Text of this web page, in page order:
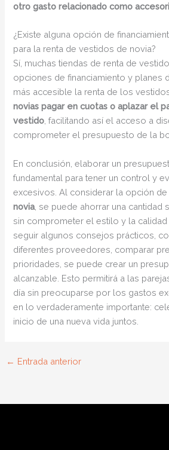
otro gasto relacionado como
¿Existe alguna opción de
para la renta de vestidos de novia?
Sí, muchas tiendas de renta de
opciones de financiamiento y planes
más accesible la renta de los
novias pagar en cuotas o aplazar el
vestido , facilitando así el acceso a
comprometer el presupuesto de la
En conclusión, elaborar un
fundamental para tener un control y
excesivos. Al considerar la opción
novia, se puede ahorrar una cantidad
sin comprometer el estilo y la calidad
seguir algunos consejos prácticos,
diferentes proveedores, comparar
prioridades, se puede crear un
alcanzable. Esto permitirá a las
día sin preocuparse por los gastos
en lo verdaderamente importante:
inicio de una nueva vida juntos.
← Entrada anterior